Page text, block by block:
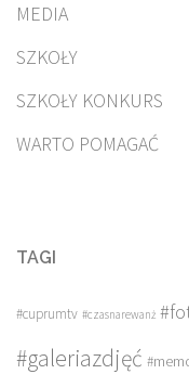
MEDIA
SZKOŁY
SZKOŁY KONKURS
WARTO POMAGAĆ
TAGI
#cuprumtv #czasnarewanż
#galeriazdjęć